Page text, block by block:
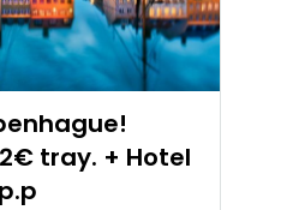
tray. + Hotel